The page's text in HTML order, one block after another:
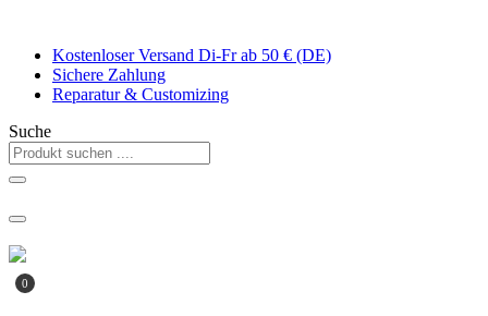
springenKostenloser Versand Di-Fr ab 50 € (DE)
Sichere Zahlung
Reparatur & Customizing
Suche
0